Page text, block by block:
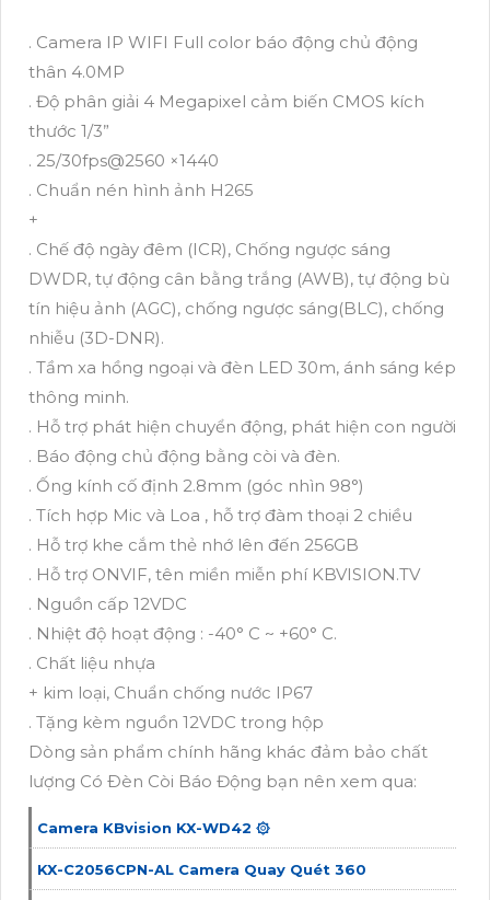
. Camera IP WIFI Full color báo động chủ động
thân 4.0MP
. Độ phân giải 4 Megapixel cảm biến CMOS kích
thước 1/3”
. 25/30fps@2560 ×1440
. Chuẩn nén hình ảnh H265
+
. Chế độ ngày đêm (ICR), Chống ngược sáng
DWDR, tự động cân bằng trắng (AWB), tự động bù
tín hiệu ảnh (AGC), chống ngược sáng(BLC), chống
nhiễu (3D-DNR).
. Tầm xa hồng ngoại và đèn LED 30m, ánh sáng kép
thông minh.
. Hỗ trợ phát hiện chuyển động, phát hiện con người
. Báo động chủ động bằng còi và đèn.
. Ống kính cố định 2.8mm (góc nhìn 98°)
. Tích hợp Mic và Loa , hỗ trợ đàm thoại 2 chiều
. Hỗ trợ khe cắm thẻ nhớ lên đến 256GB
. Hỗ trợ ONVIF, tên miền miễn phí KBVISION.TV
. Nguồn cấp 12VDC
. Nhiệt độ hoạt động : -40° C ~ +60° C.
. Chất liệu nhựa
+ kim loại, Chuẩn chống nước IP67
. Tặng kèm nguồn 12VDC trong hộp
Dòng sản phẩm chính hãng khác đảm bảo chất
lượng Có Ðèn Còi Báo Động bạn nên xem qua:
Camera KBvision KX-WD42 ۞
KX-C2056CPN-AL Camera Quay Quét 360